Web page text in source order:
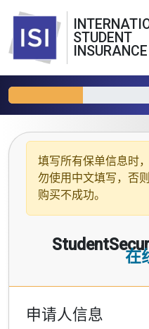
STUDENT
INSURANCE
填写所有保单信息时
勿使用中文填写，否
购买不成功。
在
申请人信息